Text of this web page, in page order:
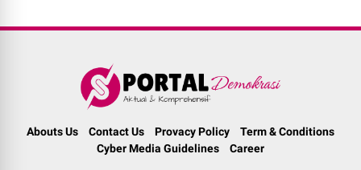
Abouts Us Contact Us Provacy Policy
Term & Conditions
Cyber Media Guidelines
Career